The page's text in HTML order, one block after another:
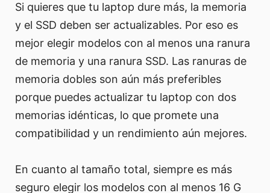
Si quieres que tu laptop dure más, la memoria
y el SSD deben ser actualizables. Por eso es
mejor elegir modelos con al menos una ranura
de memoria y una ranura SSD. Las ranuras de
memoria dobles son aún más preferibles
porque puedes actualizar tu laptop con dos
memorias idénticas, lo que promete una
compatibilidad y un rendimiento aún mejores.
En cuanto al tamaño total, siempre es más
seguro elegir los modelos con al menos 16 G